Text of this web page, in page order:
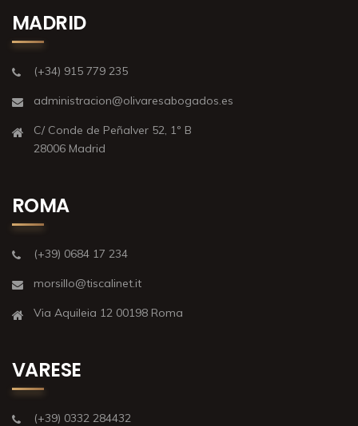
MADRID
(+34) 915 779 235
administracion@olivaresabogados.es
C/ Conde de Peñalver 52, 1º B
28006 Madrid
ROMA
(+39) 0684 17 234
morsillo@tiscalinet.it
Via Aquileia 12 00198 Roma
VARESE
(+39) 0332 284432